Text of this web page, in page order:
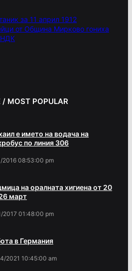
за 11 април 1912
от Община Мирково гониха
НДК
POPULAR
е името на водача на
по линия 306
2016 08:53:00 pm
на оралната хигиена от 20
март
2017 01:48:00 pm
в Германия
2021 10:45:00 am